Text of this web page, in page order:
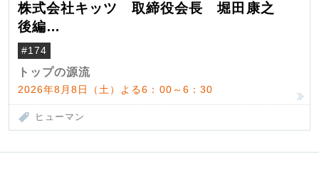
株式会社キッツ 取締役会長 堀田康之
後編
米国駐在でも浮かんだ八ヶ岳 山小屋を営
んだ父母
#174
トップの源流
2026年8月8日（土）よる6：00～6：30
ヒューマン